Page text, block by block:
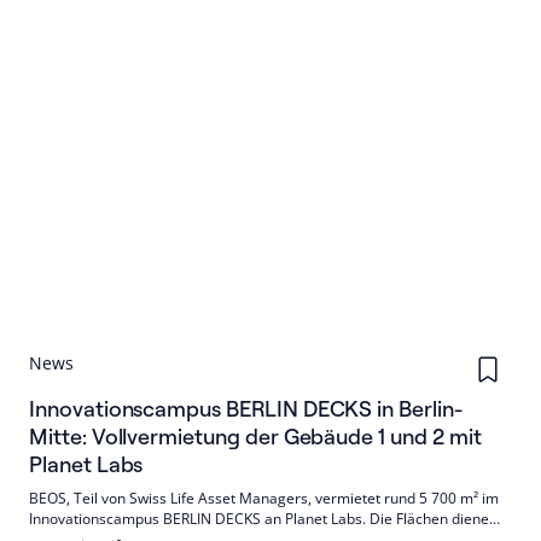
News
Innovationscampus BERLIN DECKS in Berlin-
Mitte: Vollvermietung der Gebäude 1 und 2 mit
Planet Labs
BEOS, Teil von Swiss Life Asset Managers, vermietet rund 5 700 m² im
Innovationscampus BERLIN DECKS an Planet Labs. Die Flächen dienen